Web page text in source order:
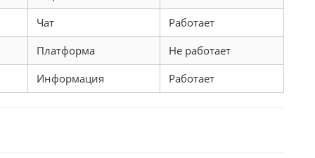
Чат
Работает
Платформа
Не работает
Информация
Работает